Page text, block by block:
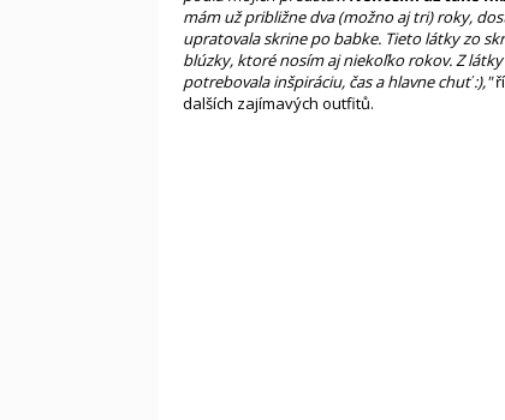
mám už približne dva (možno aj tri) roky,
upratovala skrine po babke. Tieto látky zo
blúzky, ktoré nosím aj niekoľko rokov. Z
potrebovala inšpiráciu, čas a hlavne chuť :),"
dalších zajímavých outfitů.